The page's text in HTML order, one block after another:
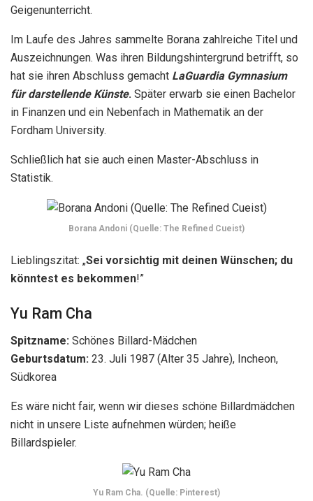
Geigenunterricht.
Im Laufe des Jahres sammelte Borana zahlreiche Titel und
Auszeichnungen. Was ihren Bildungshintergrund betrifft, so
hat sie ihren Abschluss gemacht LaGuardia Gymnasium
für darstellende Künste. Später erwarb sie einen Bachelor
in Finanzen und ein Nebenfach in Mathematik an der
Fordham University.
Schließlich hat sie auch einen Master-Abschluss in
Statistik.
Borana Andoni (Quelle: The Refined Cueist)
Lieblingszitat: „Sei vorsichtig mit deinen Wünschen; du
könntest es bekommen!”
Yu Ram Cha
Spitzname: Schönes Billard-Mädchen
Geburtsdatum: 23. Juli 1987 (Alter 35 Jahre), Incheon,
Südkorea
Es wäre nicht fair, wenn wir dieses schöne Billardmädchen
nicht in unsere Liste aufnehmen würden; heiße
Billardspieler.
Yu Ram Cha. (Quelle: Pinterest)